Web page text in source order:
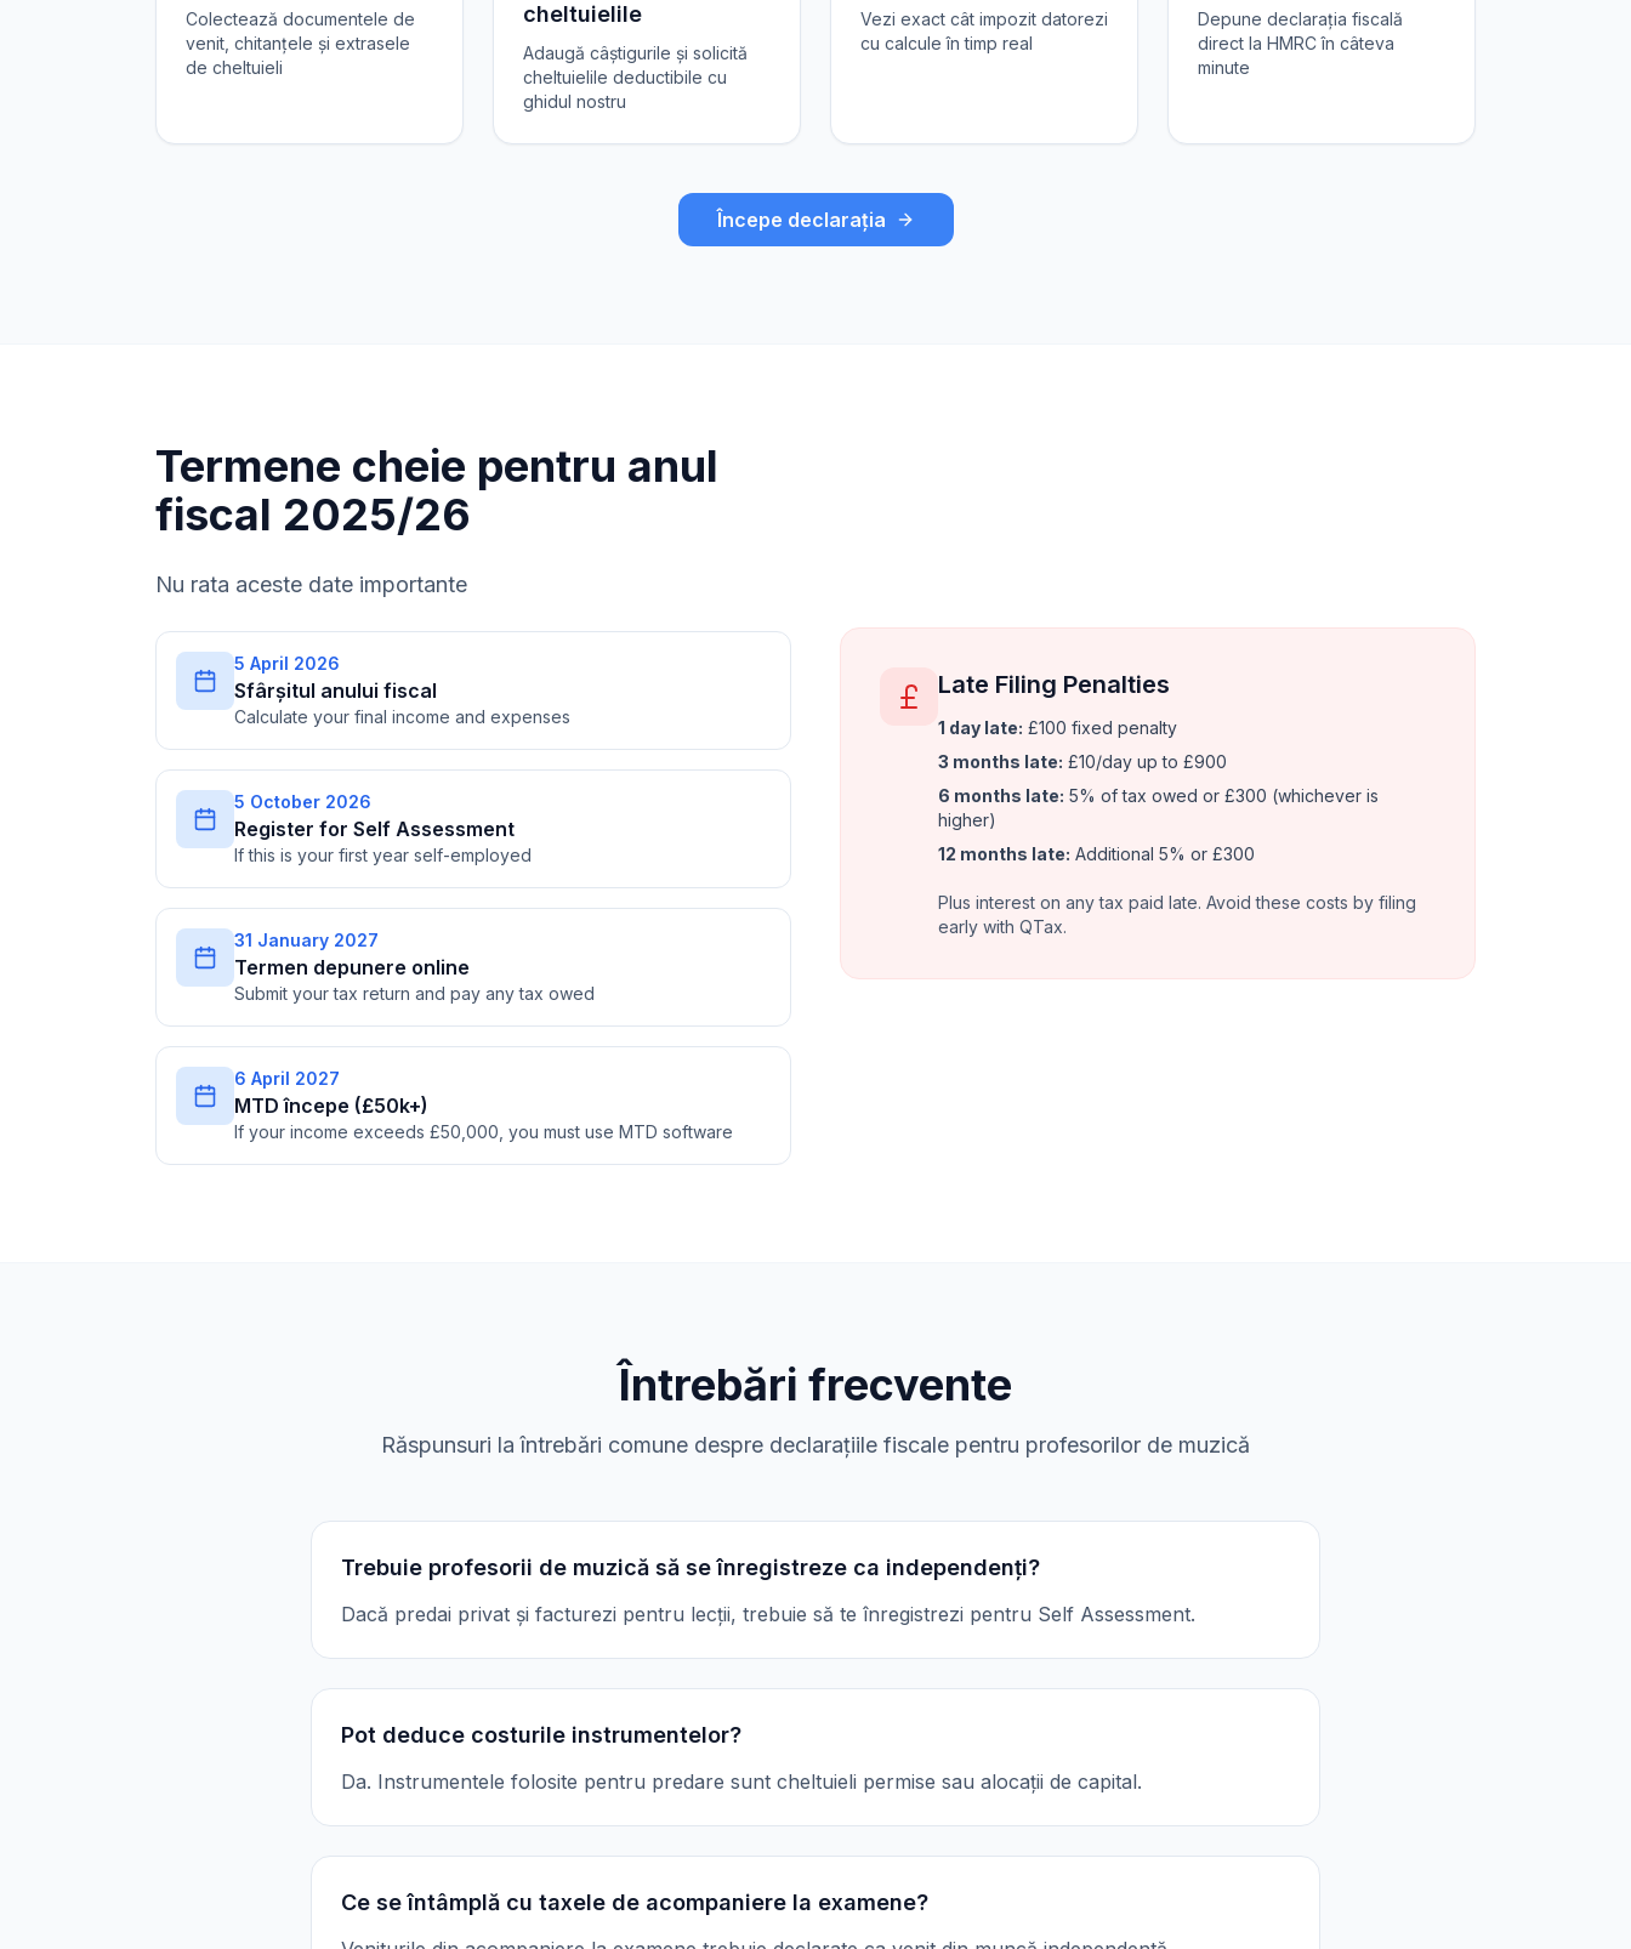
Colectează documentele de
venit, chitanțele și extrasele
de cheltuieli
cheltuielile
Adaugă câștigurile și solicită
cheltuielile deductibile cu
ghidul nostru
Vezi exact cât impozit datorezi
cu calcule în timp real
Depune declarația fiscală
direct la HMRC în câteva
minute
Începe declarația
Termene cheie pentru anul
fiscal 2025/26
Nu rata aceste date importante
5 April 2026
Sfârșitul anului fiscal
Calculate your final income and expenses
5 October 2026
Register for Self Assessment
If this is your first year self-employed
31 January 2027
Termen depunere online
Submit your tax return and pay any tax owed
6 April 2027
MTD începe (£50k+)
If your income exceeds £50,000, you must use MTD software
Late Filing Penalties
1 day late: £100 fixed penalty
3 months late: £10/day up to £900
6 months late: 5% of tax owed or £300 (whichever is
higher)
12 months late: Additional 5% or £300
Plus interest on any tax paid late. Avoid these costs by filing
early with QTax.
Întrebări frecvente
Răspunsuri la întrebări comune despre declarațiile fiscale pentru profesorilor de muzică
Trebuie profesorii de muzică să se înregistreze ca independenți?
Dacă predai privat și facturezi pentru lecții, trebuie să te înregistrezi pentru Self Assessment.
Pot deduce costurile instrumentelor?
Da. Instrumentele folosite pentru predare sunt cheltuieli permise sau alocații de capital.
Ce se întâmplă cu taxele de acompaniere la examene?